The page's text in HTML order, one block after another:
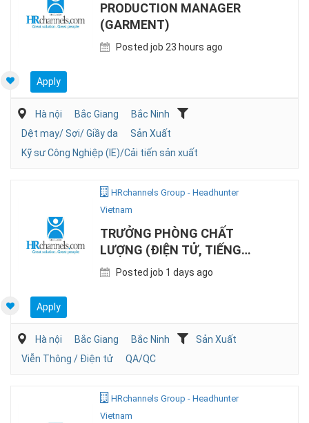
PRODUCTION MANAGER
(GARMENT)
Posted job 23 hours ago
Apply
Hà nội Bắc Giang
Bắc Ninh
Dệt may/ Sợi/ Giầy da
Sản Xuất
Kỹ sư Công Nghiệp (IE)/Cải tiến sản xuất
HRchannels Group - Headhunter
Vietnam
TRƯỞNG PHÒNG CHẤT
LƯỢNG (ĐIỆN TỬ, TIẾNG
TRUNG)
Posted job 1 days ago
Apply
Hà nội Bắc Giang Bắc Ninh
Sản Xuất
Viễn Thông / Điện tử
QA/QC
HRchannels Group - Headhunter
Vietnam